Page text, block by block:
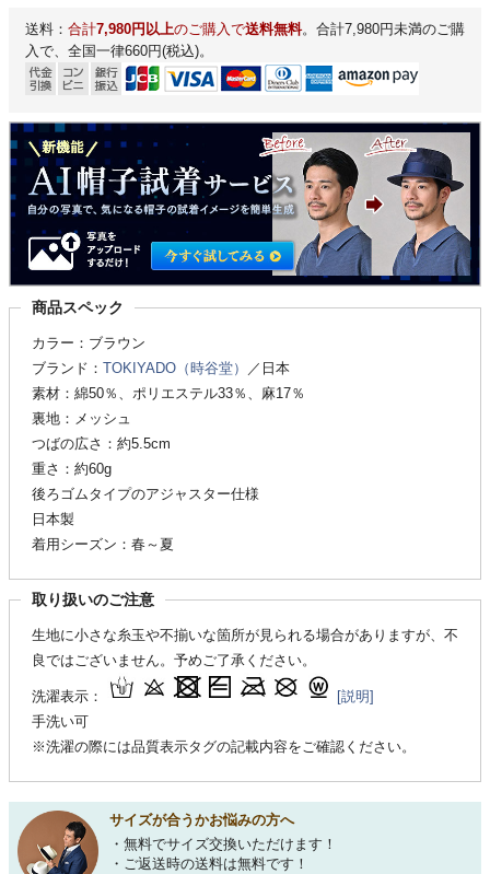
送料： 合計7,980円以上のご購入で送料無料。合計7,980円未満のご購
入で、全国一律660円(税込)。
商品スペック
カラー：ブラウン
ブランド： TOKIYADO（時谷堂）
／日本
素材：綿50％、ポリエステル33％、麻17％
裏地：メッシュ
つばの広さ：約5.5cm
重さ：約60g
後ろゴムタイプのアジャスター仕様
日本製
着用シーズン：春～夏
取り扱いのご注意
生地に小さな糸玉や不揃いな箇所が見られる場合がありますが、不
良ではございません。予めご了承ください。
洗濯表示：
[説明]
手洗い可
※洗濯の際には品質表示タグの記載内容をご確認ください。
サイズが合うかお悩みの方へ
・無料でサイズ交換いただけます！
・ご返送時の送料は無料です！